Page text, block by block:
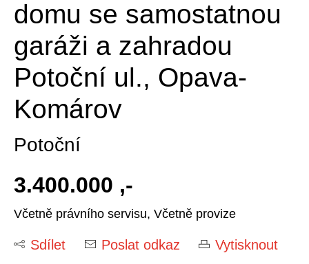
domu se samostatnou
garáži a zahradou
Potoční ul., Opava-
Komárov
Potoční
3.400.000 ,-
Včetně právního servisu, Včetně provize
Sdílet Poslat odkaz Vytisknout